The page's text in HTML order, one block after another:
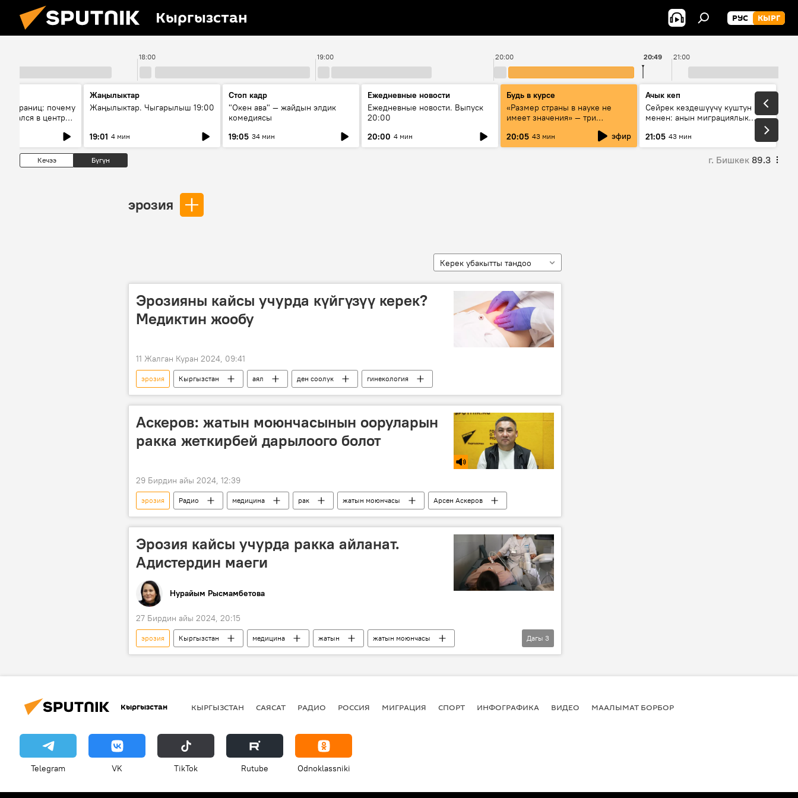
Кыргызстан РУС КЫРГ
18:00 19:00 20:00 21:00
20:49
границ: почему
в центре
Жаңылыктар
Жаңылыктар. Чыгарылыш 19:00
19:01 4 мин
Стоп кадр
"Окен ава" — жайдын элдик
комедиясы
19:05 34 мин
Ежедневные новости
Ежедневные новости. Выпуск
20:00
20:00 4 мин
Будь в курсе
«Размер страны в науке не
имеет значения» — три
эксперта о сотрудничестве
России и Кыргызстана в
образовании и исследованиях
20:05 43 мин эфир
Ачык кеп
Сейрек кездешүүчү куштун изи
менен: анын миграциялык
21:05 43 мин
Кечээ Бүгүн г. Бишкек 89.3
эрозия
Керек убакытты тандоо
Эрозияны кайсы учурда күйгүзүү керек?
Медиктин жообу
11 Жалган Куран 2024, 09:41
эрозия Кыргызстан аял ден соолук гинекология
Аскеров: жатын моюнчасынын ооруларын
ракка жеткирбей дарылоого болот
29 Бирдин айы 2024, 12:39
эрозия Радио медицина рак жатын моюнчасы Арсен Аскеров
Эрозия кайсы учурда ракка айланат.
Адистердин маеги
Нурайым Рысмамбетова
27 Бирдин айы 2024, 20:15
эрозия Кыргызстан медицина жатын
жатын моюнчасы
Арсен Аскеров
Изабелла Асанова маек
Дагы 3
Кыргызстан КЫРГЫЗСТАН САЯСАТ РАДИО РОССИЯ МИГРАЦИЯ СПОРТ ИНФОГРАФИКА ВИДЕО МААЛЫМАТ БОРБОР
Telegram VK ТikТоk Rutube Odnoklassniki